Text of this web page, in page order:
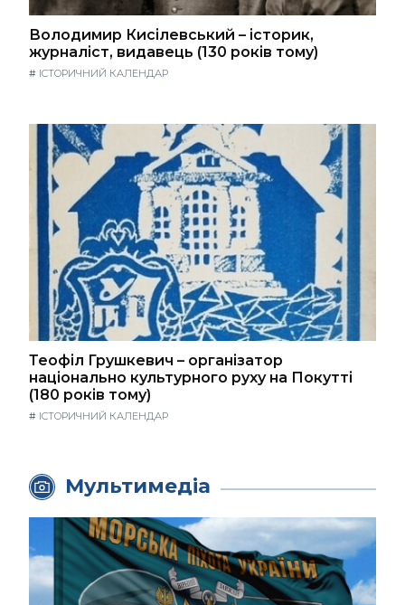
Володимир Кисілевський – історик,
журналіст, видавець (130 років тому)
# ІСТОРИЧНИЙ КАЛЕНДАР
Теофіл Грушкевич – організатор
національно культурного руху на Покутті
(180 років тому)
# ІСТОРИЧНИЙ КАЛЕНДАР
Мультимедіа